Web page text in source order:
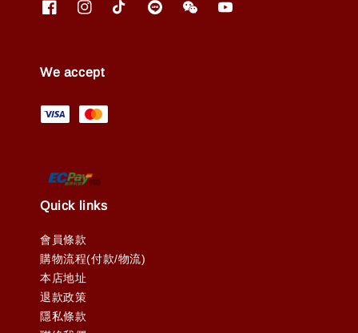
We accept
Quick links
會員條款
購物流程(付款/物流)
本店地址
退款政策
隱私條款